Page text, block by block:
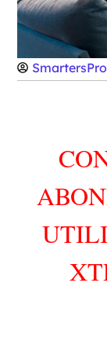
SmartersPro